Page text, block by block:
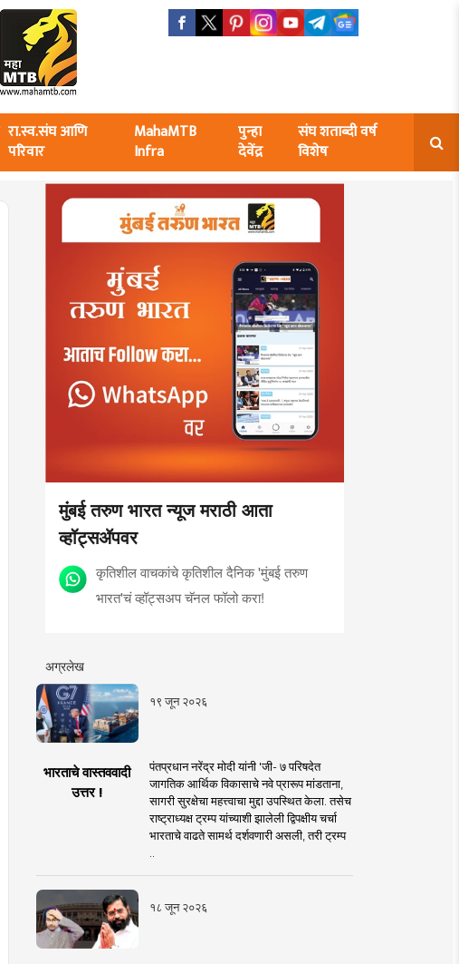
रा.स्व.संघ आणि
परिवार
MahaMTB
Infra
पुन्हा
देवेंद्र
संघ शताब्दी वर्ष
विशेष
मुंबई तरुण भारत न्यूज मराठी आता
व्हॉट्सॲपवर
कृतिशील वाचकांचे कृतिशील दैनिक 'मुंबई तरुण
भारत'चं व्हॉट्सअप चॅनल फॉलो करा!
अग्रलेख
१९ जून २०२६
भारताचे वास्तववादी
उत्तर !
पंतप्रधान नरेंद्र मोदी यांनी 'जी- ७ परिषदेत
जागतिक आर्थिक विकासाचे नवे प्रारूप मांडताना,
सागरी सुरक्षेचा महत्त्वाचा मुद्दा उपस्थित केला. तसेच
राष्ट्राध्यक्ष ट्रम्प यांच्याशी झालेली द्विपक्षीय चर्चा
भारताचे वाढते सामर्थ दर्शवणारी असली, तरी ट्रम्प
१८ जून २०२६